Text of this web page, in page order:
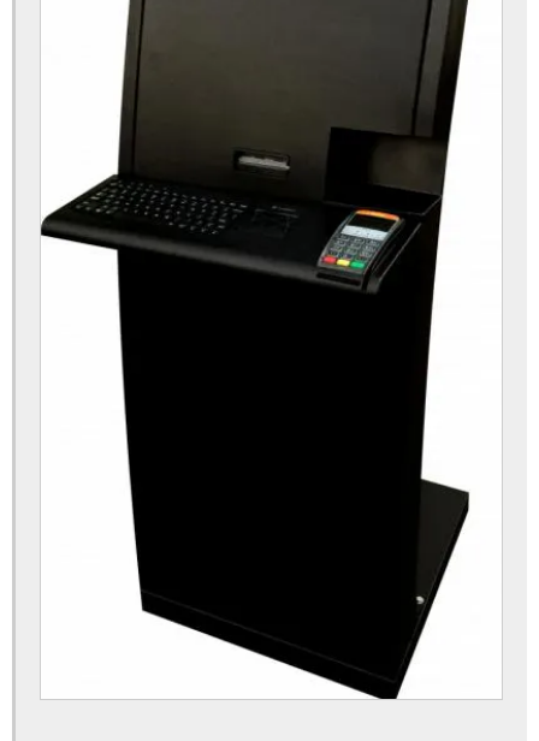
Totem de led vertical
Totem de pesquisa
Totem de recarga de celular
Totem de senha
Totem de senha eletrônica
Totem digital
Totem digital interativo
Totem digital para eventos
Totem digital para loja
Totem digital preço
Totem digital touch screen
Totem digital valor
Totem digital vertical